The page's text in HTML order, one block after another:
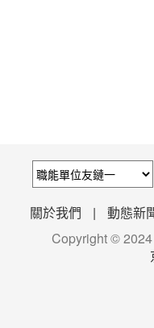
關於我們 | 動態新
Copyright ©